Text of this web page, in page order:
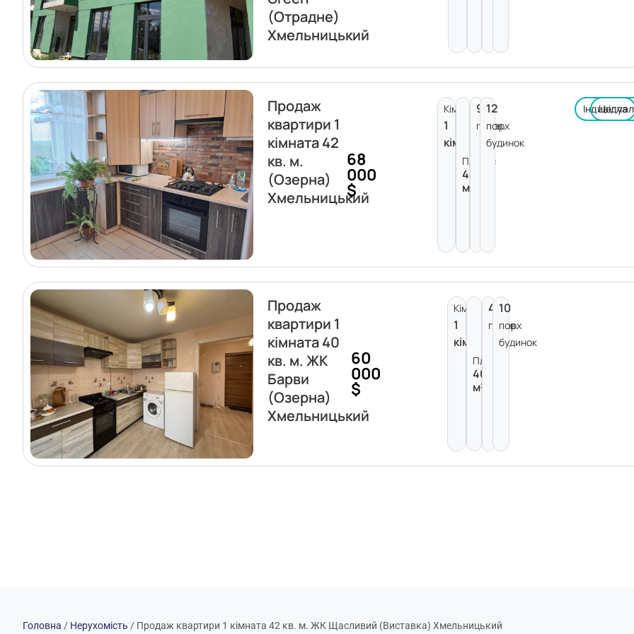
(Отрадне)
Хмельницький
Продаж
квартири 1
кімната 42
кв. м.
(Озерна)
Хмельницький
68
000
$
Кімнат:
1
кімната
Площа:
42
м²
9
поверх
12
пов.
будинок
Цегла
Продаж
квартири 1
кімната 40
кв. м. ЖК
Барви
(Озерна)
Хмельницький
60
000
$
Кімнат:
1
кімната
Площа:
40
м²
4
поверх
10
пов.
будинок
Головна / Нерухомість / Продаж квартири 1 кімната 42 кв. м. ЖК Щасливий (Виставка) Хмельницький